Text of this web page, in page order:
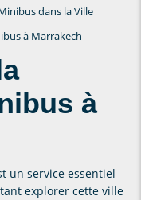
dans la Ville
à Marrakech
à
un service essentiel
explorer cette ville